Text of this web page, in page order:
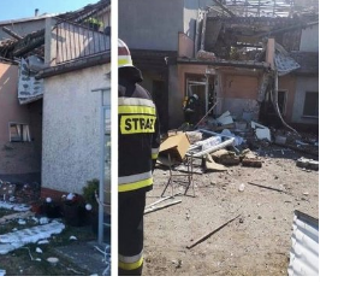
Kowalewie i drastyczne
wody.Niecodzienne
w woj. wielkopolskim. Lokalni
ukarani w związku z
ogródków.Na zachodzie kraju
od kilku dni nie spadają poniżej 31
ma wpływ na problemy z
piątek wieczorem jedna z firm
prace ziemne w Kowalewie
- Awaria nie została
Wodociągów i Kanalizacji -
Arkadiusz Ptak, burmistrz